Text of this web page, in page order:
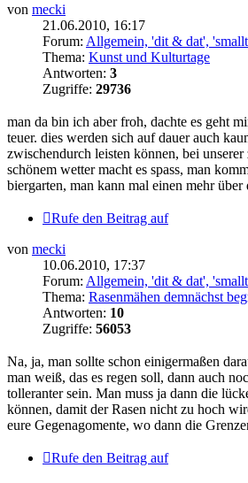
von mecki
21.06.2010, 16:17
Forum: Allgemein, 'dit & dat',
Thema: Kunst und Kulturtage
Antworten: 3
Zugriffe: 29736
man da bin ich aber froh, dachte es geht
teuer. dies werden sich auf dauer auch
zwischendurch leisten können, bei
schönem wetter macht es spass, man
biergarten, man kann mal einen mehr über
Rufe den Beitrag auf
von mecki
10.06.2010, 17:37
Forum: Allgemein, 'dit & dat',
Thema: Rasenmähen demnächst
Antworten: 10
Zugriffe: 56053
Na, ja, man sollte schon einigermaßen
man weiß, das es regen soll, dann auch
tolleranter sein. Man muss ja dann die
können, damit der Rasen nicht zu hoch
eure Gegenagomente, wo dann die
Rufe den Beitrag auf